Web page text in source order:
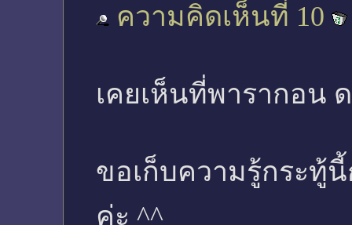
ความคิดเห็นที่ 10
เคยเห็นที่พารากอน
ขอเก็บความรู้กระทู้
ค่ะ ^^